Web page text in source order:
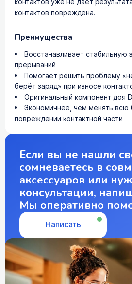
контактов повреждена.
Преимущества
Восстанавливает стабильную
прерываний
Помогает решить проблему
берёт заряд» при износе
Оригинальный компонент доя
Экономичнее, чем менять всю
повреждении контактной части
Если вы не нашли
сомневаетесь в
аксессуаров или
консультации,
Мы оперативно
Написать